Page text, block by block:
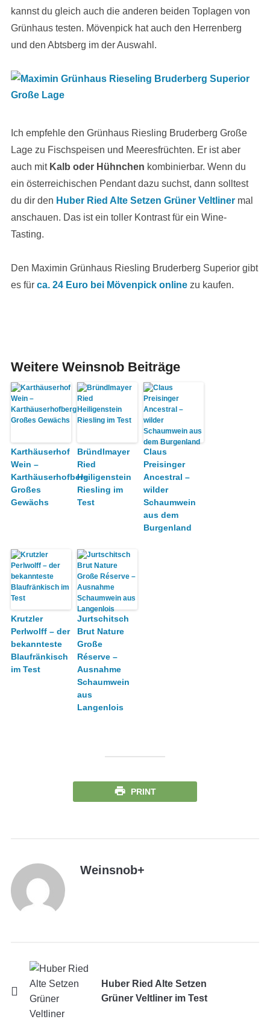
kannst du gleich auch die anderen beiden Toplagen von
Grünhaus testen. Mövenpick hat auch den Herrenberg
und den Abtsberg im der Auswahl.
Ich empfehle den Grünhaus Riesling Bruderberg Große
Lage zu Fischspeisen und Meeresfrüchten. Er ist aber
auch mit Kalb oder Hühnchen kombinierbar. Wenn du
ein österreichischen Pendant dazu suchst, dann solltest
du dir den Huber Ried Alte Setzen Grüner Veltlinermal
anschauen. Das ist ein toller Kontrast für ein Wine-
Tasting.
Den Maximin Grünhaus Riesling Bruderberg Superior gibt
es für ca. 24 Euro bei Mövenpick onlinezu kaufen.
Weitere Weinsnob Beiträge
Karthäuserhof
Wein –
Karthäuserhofberg
Großes
Gewächs
Bründlmayer
Ried
Heiligenstein
Riesling im
Test
Claus
Preisinger
Ancestral –
wilder
Schaumwein
aus dem
Burgenland
Krutzler
Perlwolff – der
bekannteste
Blaufränkisch
im Test
Jurtschitsch
Brut Nature
Große
Réserve –
Ausnahme
Schaumwein
aus
Langenlois
PRINT
Weinsnob+
Huber Ried Alte Setzen
Grüner Veltliner im Test